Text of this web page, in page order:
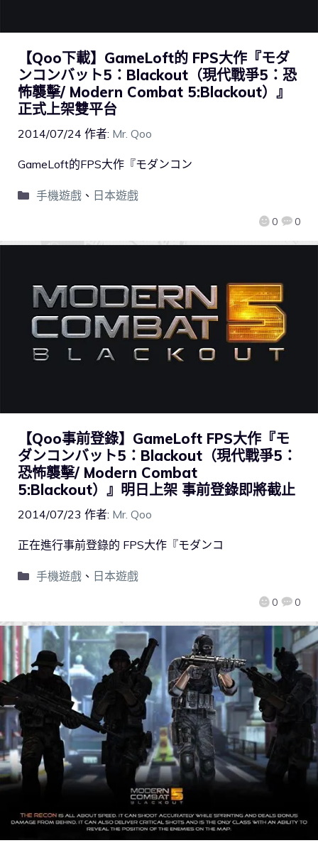
【Qoo下載】GameLoft的 FPS大作『モダ
ンコンバット5：Blackout（現代戰爭5：恐
怖襲擊/ Modern Combat 5:Blackout）』
正式上架雙平台
2014/07/24 作者: Mr. Qoo
0 0
GameLoft的FPS大作『モダンコン
手機遊戲、 日本遊戲
【Qoo事前登錄】GameLoft FPS大作『モ
ダンコンバット5：Blackout（現代戰爭5：
恐怖襲擊/ Modern Combat
5:Blackout）』明日上架 事前登錄即將截止
2014/07/23 作者: Mr. Qoo
0 0
正在進行事前登錄的 FPS大作『モダンコ
手機遊戲、 日本遊戲